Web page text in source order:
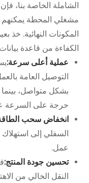
الشاملة الخاصة بنا،
المكونات النهائية. خذ
الكفاءة من قاعدة
عملية أعلى سرعة:
بشكل متواصل، بينما
حرجة على السرعة عند 2800 دورة في
انخفاض سحب الطاقة
عمل.
تحسين جودة المنتج:
النقل الخالي من